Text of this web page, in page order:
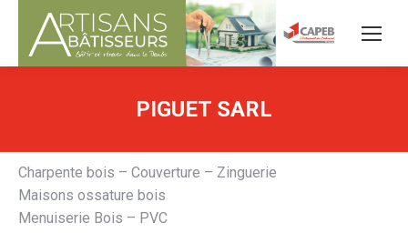
PIGUET SARL
Charpente bois – Couverture – Zinguerie
Maisons ossature bois
Menuiserie Bois – PVC